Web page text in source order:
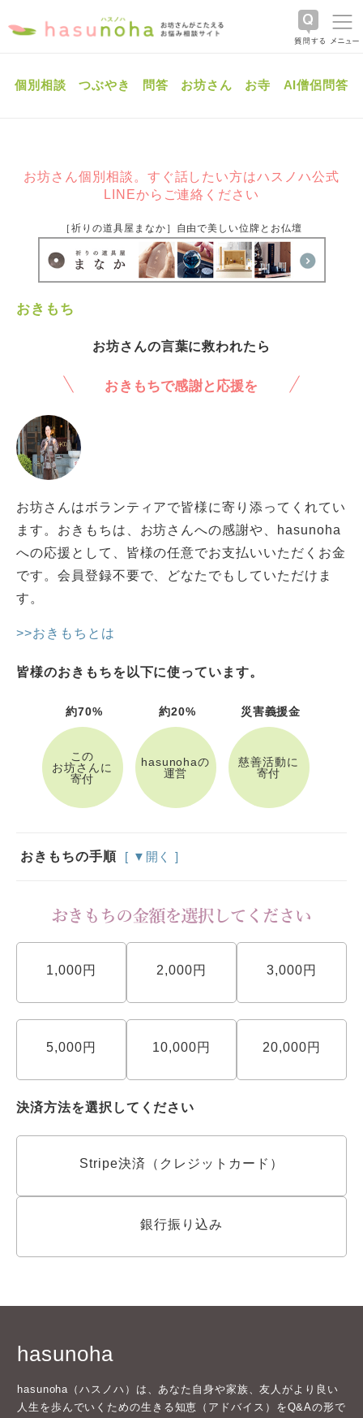
個別相談 つぶやき 問答 お坊さん お寺 AI僧侶問答
お坊さん個別相談。すぐ話したい方はハスノハ公式
LINEからご連絡ください
［祈りの道具屋まなか］自由で美しい位牌とお仏壇
おきもち
お坊さんの言葉に救われたら
おきもちで感謝と応援を
お坊さんはボランティアで皆様に寄り添ってくれてい
ます。おきもちは、お坊さんへの感謝や、hasunoha
への応援として、皆様の任意でお支払いいただくお金
です。会員登録不要で、どなたでもしていただけま
す。
>>おきもちとは
皆様のおきもちを以下に使っています。
約70%
この
お坊さんに
寄付
約20%
hasunohaの
運営
災害義援金
慈善活動に
寄付
おきもちの手順 [ ▼開く ]
1,000円 2,000円 3,000円
5,000円 10,000円 20,000円
決済方法を選択してください
Stripe決済（クレジットカード）
銀行振り込み
hasunoha
hasunoha（ハスノハ）は、あなた自身や家族、友人がより良い
人生を歩んでいくための生きる知恵（アドバイス）をQ&Aの形で